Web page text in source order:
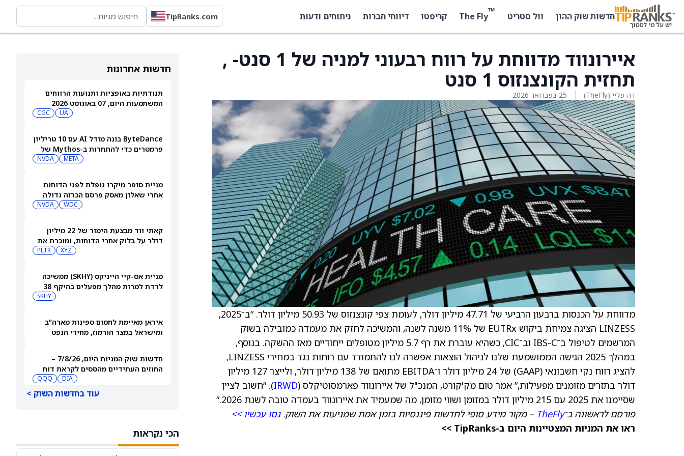
חדשות שוק ההון וול סטריט ™
The Fly קריפטו דיווחי חברות ניתוחים ודעות TipRanks.com
חדשות אחרונות
תנודתיות באופציות ותנועות הרווחים
המשתמעות היום, 07 באוגוסט 2026
UA
CGC
ByteDance בונה מודל AI עם 10 טריליון
פרמטרים כדי להתחרות ב-Mythos של
META
NVDA
מניית סופר מיקרו נופלת לפני הדוחות
אחרי שאלון מאסק פרסם הכרזה גדולה
WDC
NVDA
קאתי ווד מבצעת הימור של 22 מיליון
דולר על בלוק אחרי הדוחות, ומוכרת את
XYZ
PLTR
מניית אס-קיי הייניקס (SKHY) ממשיכה
לרדת למרות מהלך מפעלים בהיקף 38
מיליארד דולר להגדלת קיבולת השבבים
SKHY
איראן מאיימת לחסום ספינות מארה”ב
ומישראל במצר הורמוז, מחירי הנפט
חדשות שוק המניות היום, 7/8/26 –
החוזים העתידיים מהססים לקראת דוח
DIA
QQQ
מאנדיי: בעלי המניות אישרו הכפלת שכר
עוד בחדשות השוק >
הכי נקראות
איירונווד מדווחת על רווח רבעוני למניה של 1 סנט- ,
תחזית הקונצנזוס 1 סנט
דה פליי (TheFly) 25 בפברואר 2026
מדווחת על הכנסות ברבעון הרביעי של 47.71 מיליון דולר, לעומת צפי קונצנזוס של 50.93 מיליון דולר. “ב־2025,
LINZESS הציגה צמיחת ביקוש EUTRx של 11% משנה לשנה, והמשיכה לחזק את מעמדה כמובילה בשוק
המרשמים לטיפול ב־IBS-C וב־CIC, כשהיא עוברת את רף 5.7 מיליון מטופלים ייחודיים מאז ההשקה. בנוסף,
במהלך 2025 הגישה הממושמעת שלנו לניהול הוצאות אפשרה לנו להתמודד עם רוחות נגד במחירי LINZESS,
להציג רווח נקי חשבונאי (GAAP) של 24 מיליון דולר ו־EBITDA מתואם של 138 מיליון דולר, ולייצר 127 מיליון
דולר בתזרים מזומנים מפעילות,” אמר טום מק'קורט, המנכ"ל של איירונווד פארמסוטיקלס (IRWD). “חשוב לציין
שסיימנו את 2025 עם 215 מיליון דולר במזומן ושווי מזומן, מה שמעמיד את איירונווד בעמדה טובה לשנת 2026.”
פורסם לראשונה ב־TheFly – מקור מידע סופי לחדשות פיננסיות בזמן אמת שמניעות את השוק.נסו עכשיו >>
ראו את המניות המצטיינות היום ב-TipRanks >>